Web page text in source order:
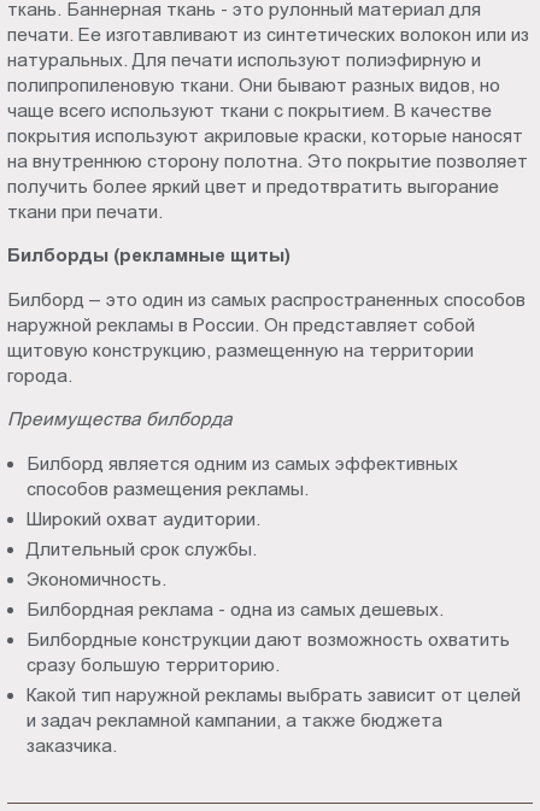
ткань. Баннерная ткань - это рулонный материал для
печати. Ее изготавливают из синтетических волокон или из
натуральных. Для печати используют полиэфирную и
полипропиленовую ткани. Они бывают разных видов, но
чаще всего используют ткани с покрытием. В качестве
покрытия используют акриловые краски, которые наносят
на внутреннюю сторону полотна. Это покрытие позволяет
получить более яркий цвет и предотвратить выгорание
ткани при печати.
Билборды (рекламные щиты)
Билборд – это один из самых распространенных способов
наружной рекламы в России. Он представляет собой
щитовую конструкцию, размещенную на территории
города.
Преимущества билборда
Билборд является одним из самых эффективных
способов размещения рекламы.
Широкий охват аудитории.
Длительный срок службы.
Экономичность.
Билбордная реклама - одна из самых дешевых.
Билбордные конструкции дают возможность охватить
сразу большую территорию.
Какой тип наружной рекламы выбрать зависит от целей
и задач рекламной кампании, а также бюджета
заказчика.